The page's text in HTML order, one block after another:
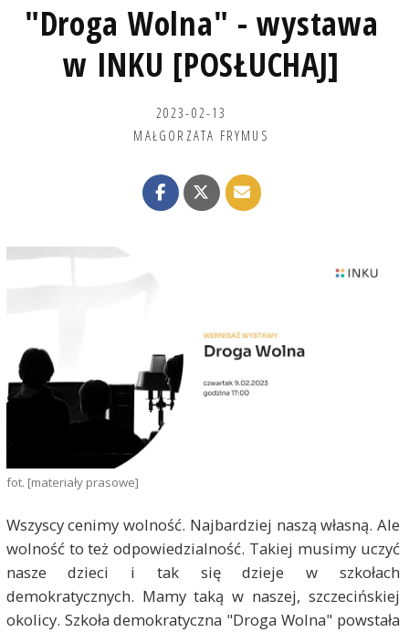
"Droga Wolna" - wystawa
w INKU [POSŁUCHAJ]
2023-02-13
MAŁGORZATA FRYMUS
fot. [materiały prasowe]
Wszyscy cenimy wolność. Najbardziej naszą własną. Ale
wolność to też odpowiedzialność. Takiej musimy uczyć
nasze dzieci i tak się dzieje w szkołach
demokratycznych. Mamy taką w naszej, szczecińskiej
okolicy. Szkoła demokratyczna "Droga Wolna" powstała